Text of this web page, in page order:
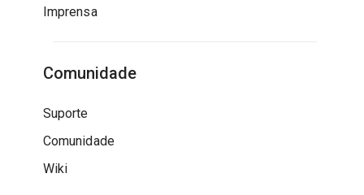
Imprensa
Comunidade
Suporte
Comunidade
Wiki